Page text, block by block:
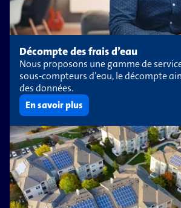
Décompte des frais d’eau
Nous proposons une gamme de
sous-compteurs d’eau, le décompte
des données.
En savoir plus